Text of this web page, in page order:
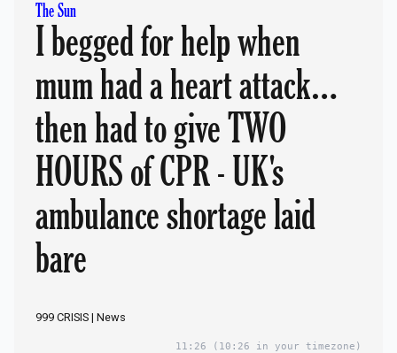
The Sun
I begged for help when
mum had a heart attack…
then had to give TWO
HOURS of CPR - UK's
ambulance shortage laid
bare
999 CRISIS | News
11:26 (10:26 in your timezone)